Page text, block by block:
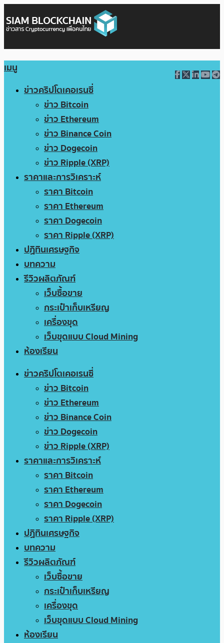
เมนู
ข่าวคริปโตเคอเรนซี่
ข่าว Bitcoin
ข่าว Ethereum
ข่าว Binance Coin
ข่าว Dogecoin
ข่าว Ripple (XRP)
ราคาและการวิเคราะห์
ราคา Bitcoin
ราคา Ethereum
ราคา Dogecoin
ราคา Ripple (XRP)
ปฏิทินเศรษฐกิจ
บทความ
รีวิวผลิตภัณฑ์
เว็บซื้อขาย
กระเป๋าเก็บเหรียญ
เครื่องขุด
เว็บขุดแบบ Cloud Mining
ห้องเรียน
ข่าวคริปโตเคอเรนซี่
ข่าว Bitcoin
ข่าว Ethereum
ข่าว Binance Coin
ข่าว Dogecoin
ข่าว Ripple (XRP)
ราคาและการวิเคราะห์
ราคา Bitcoin
ราคา Ethereum
ราคา Dogecoin
ราคา Ripple (XRP)
ปฏิทินเศรษฐกิจ
บทความ
รีวิวผลิตภัณฑ์
เว็บซื้อขาย
กระเป๋าเก็บเหรียญ
เครื่องขุด
เว็บขุดแบบ Cloud Mining
ห้องเรียน